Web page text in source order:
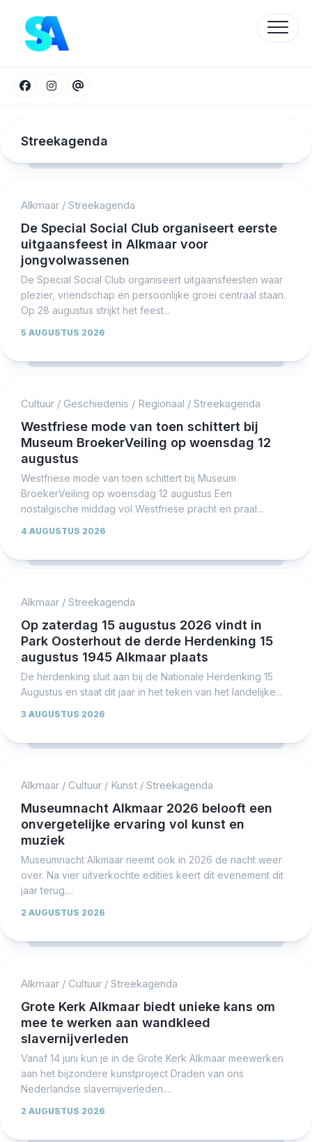
content
Streekagenda
Alkmaar / Streekagenda
De Special Social Club organiseert eerste
uitgaansfeest in Alkmaar voor
jongvolwassenen
De Special Social Club organiseert uitgaansfeesten waar
plezier, vriendschap en persoonlijke groei centraal staan.
Op 28 augustus strijkt het feest...
5 AUGUSTUS 2026
Cultuur / Geschiedenis / Regionaal / Streekagenda
Westfriese mode van toen schittert bij
Museum BroekerVeiling op woensdag 12
augustus
Westfriese mode van toen schittert bij Museum
BroekerVeiling op woensdag 12 augustus Een
nostalgische middag vol Westfriese pracht en praal...
4 AUGUSTUS 2026
Alkmaar / Streekagenda
Op zaterdag 15 augustus 2026 vindt in
Park Oosterhout de derde Herdenking 15
augustus 1945 Alkmaar plaats
De herdenking sluit aan bij de Nationale Herdenking 15
Augustus en staat dit jaar in het teken van het landelijke...
3 AUGUSTUS 2026
Alkmaar / Cultuur / Kunst / Streekagenda
Museumnacht Alkmaar 2026 belooft een
onvergetelijke ervaring vol kunst en
muziek
Museumnacht Alkmaar neemt ook in 2026 de nacht weer
over. Na vier uitverkochte edities keert dit evenement dit
jaar terug....
2 AUGUSTUS 2026
Alkmaar / Cultuur / Streekagenda
Grote Kerk Alkmaar biedt unieke kans om
mee te werken aan wandkleed
slavernijverleden
Vanaf 14 juni kun je in de Grote Kerk Alkmaar meewerken
aan het bijzondere kunstproject Draden van ons
Nederlandse slavernijverleden....
2 AUGUSTUS 2026
Protected by WP Anti-Hacker